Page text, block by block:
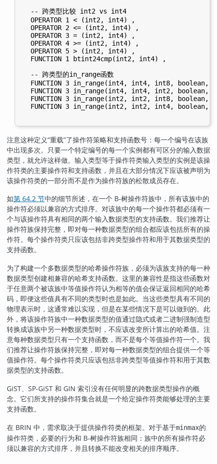
  -- 跨类型比较 int2 vs int4
  OPERATOR 1 < (int2, int4) ,
  OPERATOR 2 <= (int2, int4) ,
  OPERATOR 3 = (int2, int4) ,
  OPERATOR 4 >= (int2, int4) ,
  OPERATOR 5 > (int2, int4) ,
  FUNCTION 1 btint24cmp(int2, int4) ,
  -- 跨类型的in_range函数
FUNCTION 3 in_range(int4, int4, int8, boolean,
FUNCTION 3 in_range(int4, int4, int2, boolean,
FUNCTION 3 in_range(int2, int2, int8, boolean,
FUNCTION 3 in_range(int2, int2, int4, boolean,
注意这种定义“重载”了操作符策略和支持函数号：每一个编号在该族
中出现多次。只要一个特定编号的每一个实例都有可区分的输入数据
类型，就允许这样做。输入类型等于操作符类输入类型的实例是该操
作符类的主要操作符和支持函数，并且在大部分情况下应该被声明为
该操作符类的一部分而不是作为操作符族的松散成员存在。
如第 64.2 节中的细节所述，在一个 B-树操作符族中，所有该族中的
操作符必须以兼容的方式排序。对该族中的每一个操作符都必须有一
个与该操作符具有相同的两个输入数据类型的支持函数。我们推荐让
操作符族保持完整，即对每一种数据类型的组合都应该包括所有的操
作符。每个操作符类只应该包括非跨类型操作符和用于其数据类型的
支持函数。
为了构建一个多数据类型的哈希操作符族，必须为该族支持的每一种
数据类型创建相兼容的哈希支持函数。这里的兼容性是指这些函数对
于任意两个被该族中等值操作符认为相等的值会保证返回相同的哈希
码，即便这些值具有不同的类型时也是如此。当这些类型具有不同的
物理表示时，这通常难以实现，但是在某些情况下是可以做到的。此
外，将该操作符族中一种数据类型的值通过隐式或者二进制强制造型
转换成该族中另一种数据类型时，不应该改变所计算出的哈希值。注
意每种数据类型只有一个支持函数，而不是每个等值操作符一个。我
们推荐让操作符族保持完整，即对每一种数据类型的组合提供一个等
值操作符。每个操作符类只应该包括非跨类型等值操作符和用于其数
据类型的支持函数。
GiST、SP-GiST 和 GIN 索引没有任何明显的跨数据类型操作的概
念。它们所支持的操作符集合就是一个给定操作符类能够处理的主要
支持函数。
在 BRIN 中，需求取决于提供操作符类的框架。对于基于minmax的
操作符类，必要的行为和 B-树操作符族相同：族中的所有操作符必
须以兼容的方式排序，并且转换不能改变相关的排序顺序。